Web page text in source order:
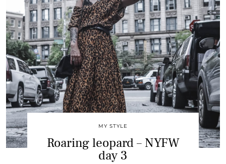
MY STYLE
Roaring leopard – NYFW
day 3